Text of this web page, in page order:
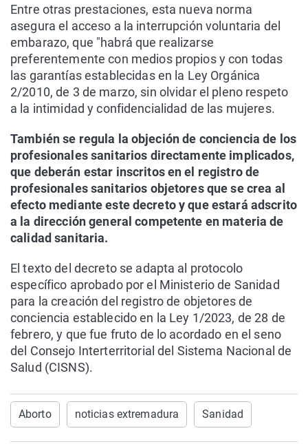
Entre otras prestaciones, esta nueva norma
asegura el acceso a la interrupción voluntaria del
embarazo, que "habrá que realizarse
preferentemente con medios propios y con todas
las garantías establecidas en la Ley Orgánica
2/2010, de 3 de marzo, sin olvidar el pleno respeto
a la intimidad y confidencialidad de las mujeres.
También se regula la objeción de conciencia de los
profesionales sanitarios directamente implicados,
que deberán estar inscritos en el registro de
profesionales sanitarios objetores que se crea al
efecto mediante este decreto y que estará adscrito
a la dirección general competente en materia de
calidad sanitaria.
El texto del decreto se adapta al protocolo
específico aprobado por el Ministerio de Sanidad
para la creación del registro de objetores de
conciencia establecido en la Ley 1/2023, de 28 de
febrero, y que fue fruto de lo acordado en el seno
del Consejo Interterritorial del Sistema Nacional de
Salud (CISNS).
Aborto noticias extremadura Sanidad